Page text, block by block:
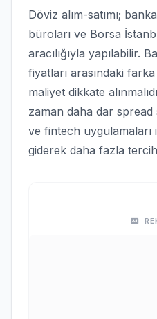
Döviz alım-satımı;
büroları ve Borsa
aracılığıyla yapılabilir.
fiyatları arasındaki
maliyet dikkate
zaman daha dar
ve fintech uygulamaları
giderek daha fazla